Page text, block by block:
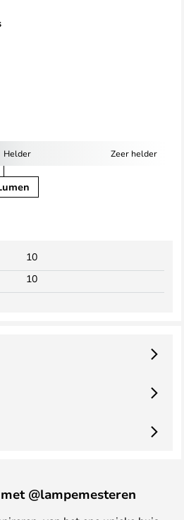
Helder Zeer helder
10
10
@lampemesteren